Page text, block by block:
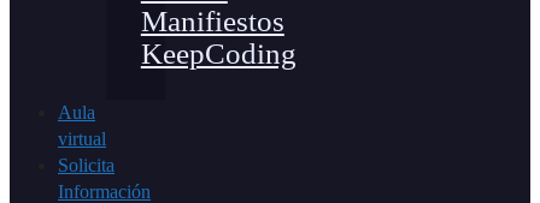
Manifiestos
KeepCoding
Aula
virtual
Solicita
Información